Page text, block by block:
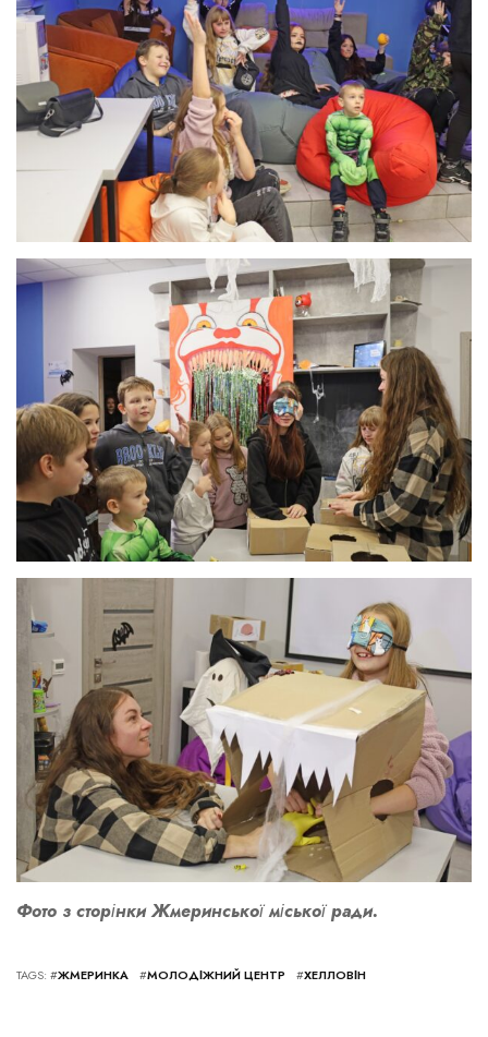
Фото з сторінки Жмеринської міської ради.
TAGS: #ЖМЕРИНКА #МОЛОДІЖНИЙ ЦЕНТР #ХЕЛЛОВІН